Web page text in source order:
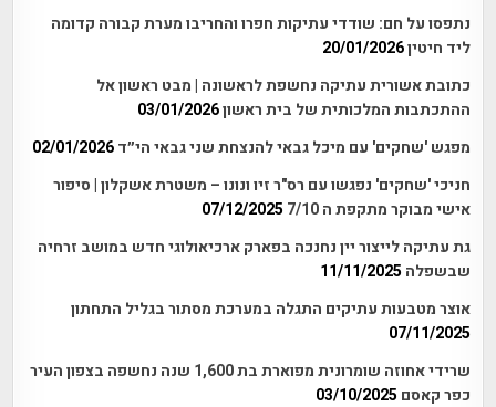
נתפסו על חם: שודדי עתיקות חפרו והחריבו מערת קבורה קדומה
ליד חיטין20/01/2026
כתובת אשורית עתיקה נחשפת לראשונה | מבט ראשון אל
ההתכתבות המלכותית של בית ראשון03/01/2026
מפגש 'שחקים' עם מיכל גבאי להנצחת שני גבאי הי״ד 02/01/2026
חניכי 'שחקים' נפגשו עם רס"ר זיו ונונו – משטרת אשקלון | סיפור
אישי מבוקר מתקפת ה 7/10
07/12/2025
גת עתיקה לייצור יין נחנכה בפארק ארכיאולוגי חדש במושב זרחיה
שבשפלה 11/11/2025
אוצר מטבעות עתיקים התגלה במערכת מסתור בגליל התחתון
07/11/2025
שרידי אחוזה שומרונית מפוארת בת 1,600 שנה נחשפה בצפון העיר
כפר קאסם 03/10/2025